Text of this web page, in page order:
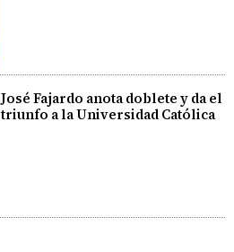
José Fajardo anota doblete y da el
triunfo a la Universidad Católica